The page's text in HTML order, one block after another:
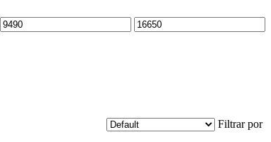
Min Max
Filtrar por